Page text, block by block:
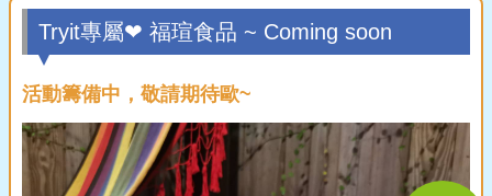
Tryit專屬❤ 福瑄食品 ~ Coming soon
活動籌備中，敬請期待歐~